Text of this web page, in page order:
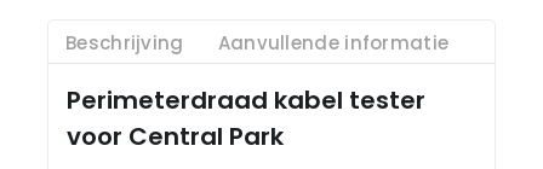
Beschrijving Aanvullende informatie
Perimeterdraad kabel tester
voor Central Park